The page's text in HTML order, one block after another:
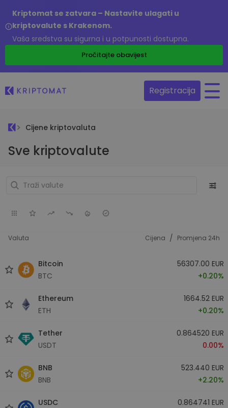
Kriptomat se zatvara – Nastavite ulagati u
kriptovalute s Krakenom.
Vaša sredstva su sigurna i u potpunosti dostupna.
Pročitajte obavijest
Registracija
Cijene kriptovaluta
Sve kriptovalute
Valuta Cijena / Promjena 24h
Bitcoin
BTC
56307.00 EUR
+0.20%
Ethereum
ETH
1664.52 EUR
+0.20%
Tether
USDT
0.864520 EUR
0.00%
BNB
BNB
523.440 EUR
+2.20%
USDC
0.864741 EUR